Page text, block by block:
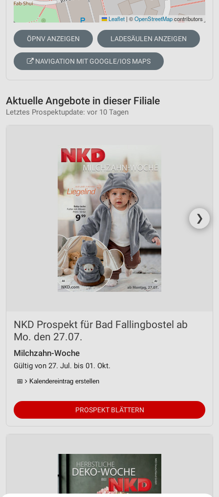
Leaflet | ©OpenStreetMapcontributors
ÖPNV ANZEIGEN LADESÄULEN ANZEIGEN
NAVIGATION MIT GOOGLE/IOS MAPS
Aktuelle Angebote in dieser Filiale
Letztes Prospektupdate: vor 10 Tagen
❯
NKD Prospekt für Bad Fallingbostel ab
Mo. den 27.07.
Milchzahn-Woche
Gültig von 27. Jul. bis 01. Okt.
📅 Kalendereintrag erstellen
PROSPEKT BLÄTTERN